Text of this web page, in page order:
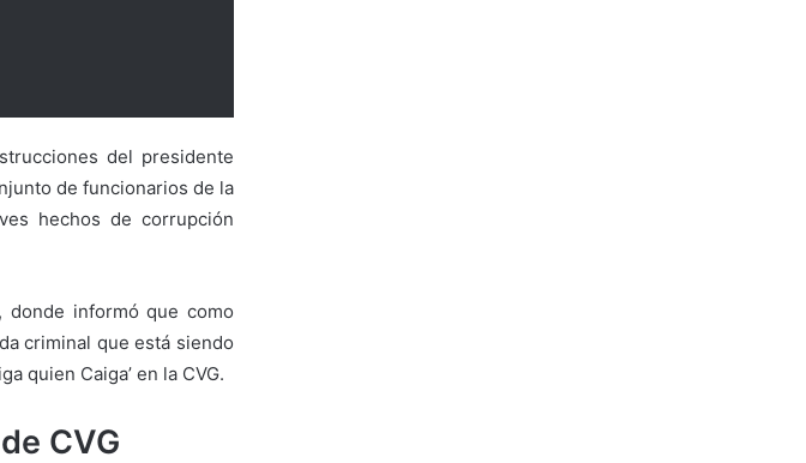
del presidente
de funcionarios de la
hechos de corrupción
informó que como
criminal que está siendo
quien Caiga’ en la CVG.
CVG